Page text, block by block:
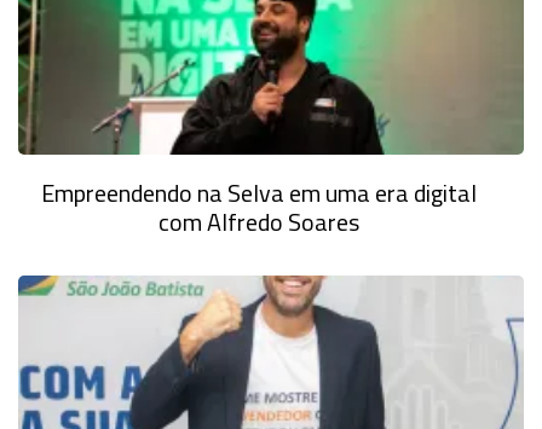
Empreendendo na Selva em uma era digital
com Alfredo Soares